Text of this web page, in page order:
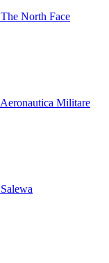
The North Face
Aeronautica Militare
Salewa